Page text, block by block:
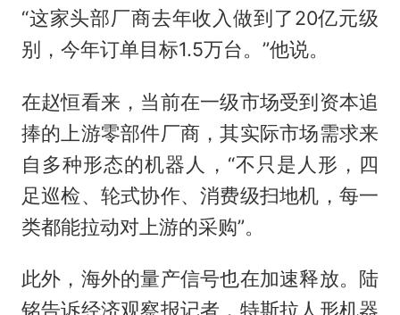
“这家头部厂商去年收入做到了20亿元级
别，今年订单目标1.5万台。”他说。
在赵恒看来，当前在一级市场受到资本追
捧的上游零部件厂商，其实际市场需求来
自多种形态的机器人，“不只是人形，四
足巡检、轮式协作、消费级扫地机，每一
类都能拉动对上游的采购”。
此外，海外的量产信号也在加速释放。陆
铭告诉经济观察报记者，特斯拉人形机器